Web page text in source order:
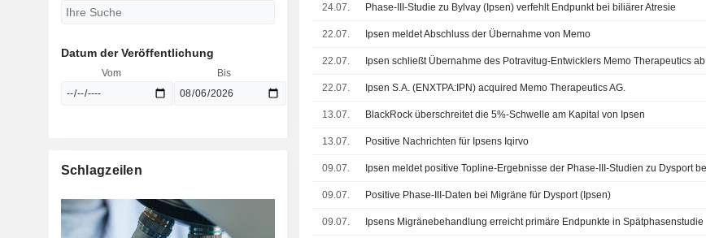
24.07. Phase-III-Studie zu Bylvay (Ipsen) verfehlt Endpunkt bei biliärer Atresie
22.07. Ipsen meldet Abschluss der Übernahme von Memo
22.07. Ipsen schließt Übernahme des Potravitug-Entwicklers Memo Therapeutics ab
22.07. Ipsen S.A. (ENXTPA:IPN) acquired Memo Therapeutics AG.
13.07. BlackRock überschreitet die 5%-Schwelle am Kapital von Ipsen
13.07. Positive Nachrichten für Ipsens Iqirvo
09.07.
09.07. Positive Phase-III-Daten bei Migräne für Dysport (Ipsen)
09.07. Ipsens Migränebehandlung erreicht primäre Endpunkte in Spätphasenstudie
Datum der Veröffentlichung
Vom Bis
Schlagzeilen